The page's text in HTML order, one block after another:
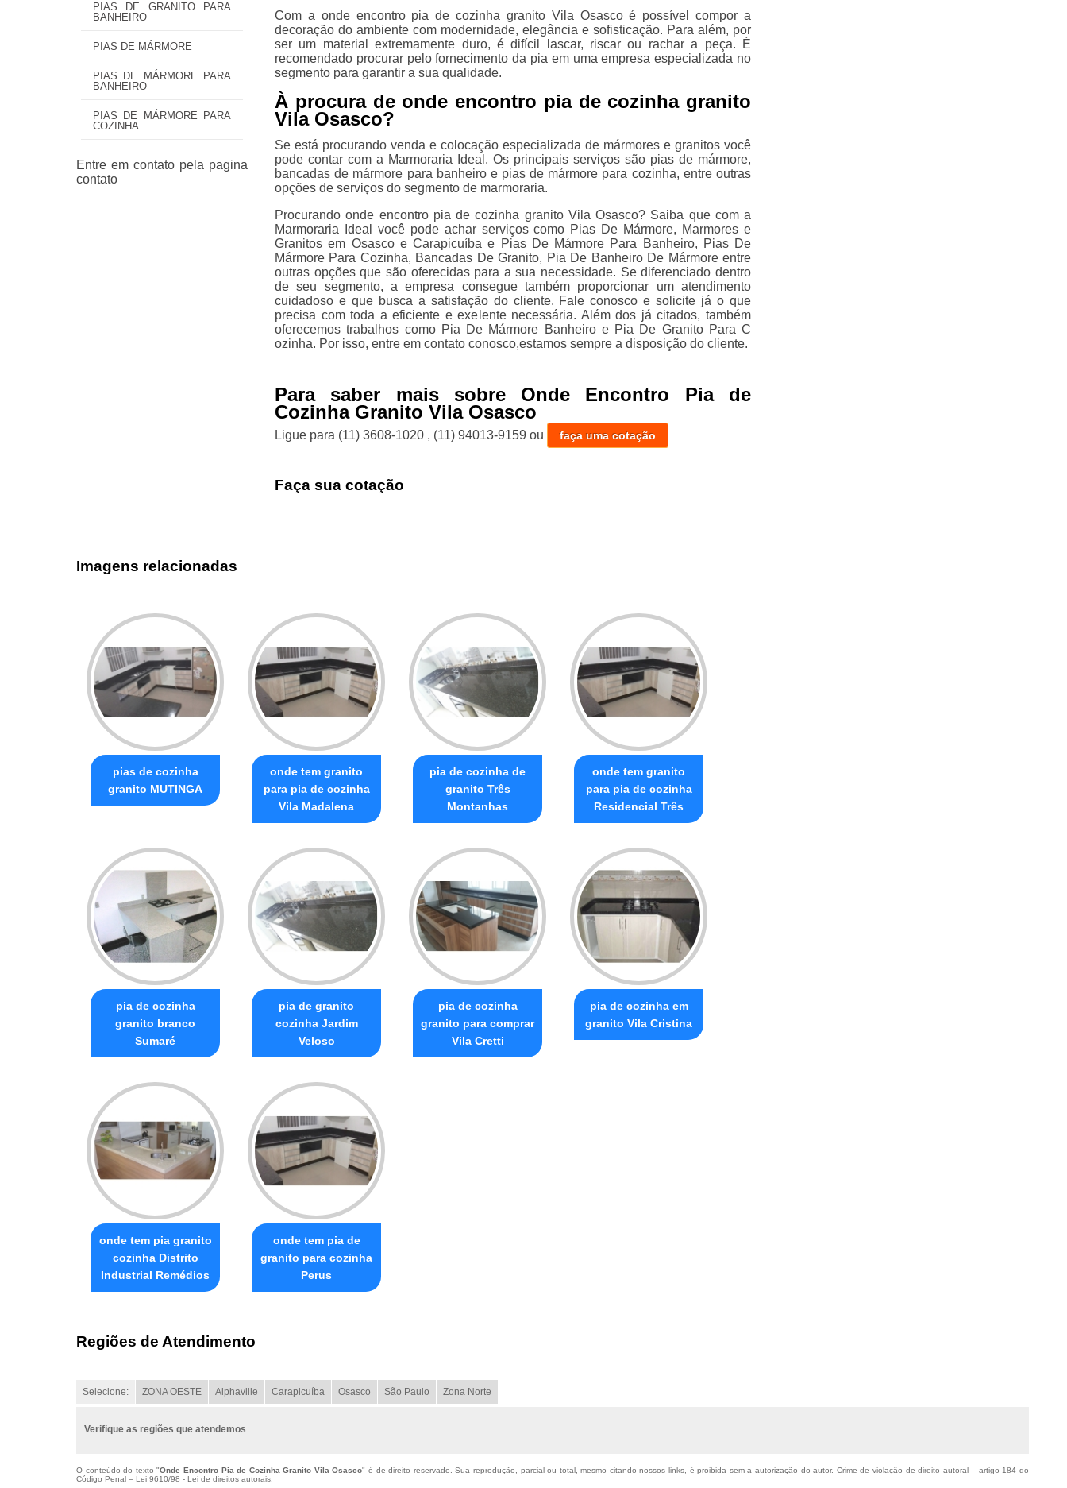
PIAS DE GRANITO PARA
BANHEIRO
PIAS DE MÁRMORE
PIAS DE MÁRMORE PARA
BANHEIRO
PIAS DE MÁRMORE PARA
COZINHA
Com a onde encontro pia de cozinha granito Vila Osasco é possível compor a
decoração do ambiente com modernidade, elegância e sofisticação. Para além, por
ser um material extremamente duro, é difícil lascar, riscar ou rachar a peça. É
recomendado procurar pelo fornecimento da pia em uma empresa especializada no
segmento para garantir a sua qualidade.
À procura de onde encontro pia de cozinha granito
Vila Osasco?
Se está procurando venda e colocação especializada de mármores e granitos você
pode contar com a Marmoraria Ideal. Os principais serviços são pias de mármore,
bancadas de mármore para banheiro e pias de mármore para cozinha, entre outras
opções de serviços do segmento de marmoraria.
Procurando onde encontro pia de cozinha granito Vila Osasco? Saiba que com a
Marmoraria Ideal você pode achar serviços como Pias De Mármore, Marmores e
Granitos em Osasco e Carapicuíba e Pias De Mármore Para Banheiro, Pias De
Mármore Para Cozinha, Bancadas De Granito, Pia De Banheiro De Mármore entre
outras opções que são oferecidas para a sua necessidade. Se diferenciado dentro
de seu segmento, a empresa consegue também proporcionar um atendimento
cuidadoso e que busca a satisfação do cliente. Fale conosco e solicite já o que
precisa com toda a eficiente e exelente necessária. Além dos já citados, também
oferecemos trabalhos como Pia De Mármore Banheiro e Pia De Granito Para C
ozinha. Por isso, entre em contato conosco,estamos sempre a disposição do cliente.
Para saber mais sobre Onde Encontro Pia de
Cozinha Granito Vila Osasco
Ligue para (11) 3608-1020 , (11) 94013-9159 ou faça uma cotação
Faça sua cotação
Imagens relacionadas
pias de cozinha
granito MUTINGA
onde tem granito
para pia de cozinha
Vila Madalena
pia de cozinha de
granito Três
Montanhas
onde tem granito
para pia de cozinha
Residencial Três
pia de cozinha
granito branco
Sumaré
pia de granito
cozinha Jardim
Veloso
pia de cozinha
granito para comprar
Vila Cretti
pia de cozinha em
granito Vila Cristina
onde tem pia granito
cozinha Distrito
Industrial Remédios
onde tem pia de
granito para cozinha
Perus
Regiões de Atendimento
Selecione: ZONA OESTE Alphaville Carapicuíba Osasco São Paulo Zona Norte
Verifique as regiões que atendemos
O conteúdo do texto "Onde Encontro Pia de Cozinha Granito Vila Osasco" é de direito reservado. Sua reprodução, parcial ou total, mesmo citando nossos links, é proibida sem a autorização do autor. Crime de violação de direito autoral – artigo 184 do
Código Penal – Lei 9610/98 - Lei de direitos autorais